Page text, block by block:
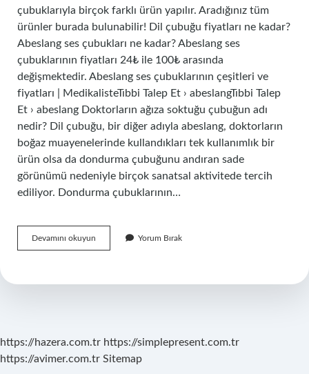
çubuklarıyla birçok farklı ürün yapılır. Aradığınız tüm
ürünler burada bulunabilir! Dil çubuğu fiyatları ne kadar?
Abeslang ses çubukları ne kadar? Abeslang ses
çubuklarının fiyatları 24₺ ile 100₺ arasında
değişmektedir. Abeslang ses çubuklarının çeşitleri ve
fiyatları | MedikalisteTıbbi Talep Et › abeslangTıbbi Talep
Et › abeslang Doktorların ağıza soktuğu çubuğun adı
nedir? Dil çubuğu, bir diğer adıyla abeslang, doktorların
boğaz muayenelerinde kullandıkları tek kullanımlık bir
ürün olsa da dondurma çubuğunu andıran sade
görünümü nedeniyle birçok sanatsal aktivitede tercih
ediliyor. Dondurma çubuklarının…
Devamını okuyun
Çubuğu
Yorum Bırak
https://hazera.com.tr https://simplepresent.com.tr
https://avimer.com.tr Sitemap